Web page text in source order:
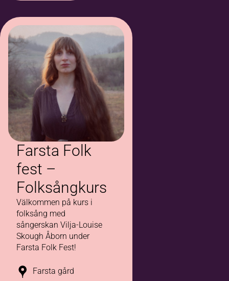
Farsta Folk
fest –
Folksångkurs
Välkommen på kurs i
folksång med
sångerskan Vilja-Louise
Skough Åborn under
Farsta Folk Fest!
Farsta gård